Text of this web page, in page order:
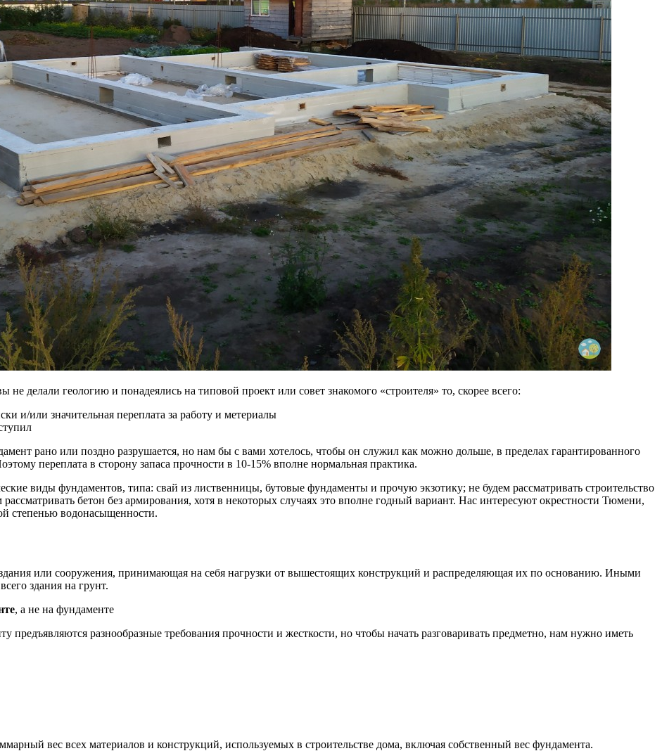
не делали геологию и понадеялись на типовой проект или совет знакомого «строителя» то, скорее всего:
и/или значительная переплата за работу и метериалы
рано или поздно разрушается, но нам бы с вами хотелось, чтобы он служил как можно дольше, в пределах гарантированного
переплата в сторону запаса прочности в 10-15% вполне нормальная практика.
виды фундаментов, типа: свай из лиственницы, бутовые фундаменты и прочую экзотику; не будем рассматривать строительство
бетон без армирования, хотя в некоторых случаях это вполне годный вариант. Нас интересуют окрестности Тюмени,
степенью водонасыщенности.
или сооружения, принимающая на себя нагрузки от вышестоящих конструкций и распределяющая их по основанию. Иными
здания на грунт.
, а не на фундаменте
предъявляются разнообразные требования прочности и жесткости, но чтобы начать разговаривать предметно, нам нужно иметь
вес всех материалов и конструкций, используемых в строительстве дома, включая собственный вес фундамента.